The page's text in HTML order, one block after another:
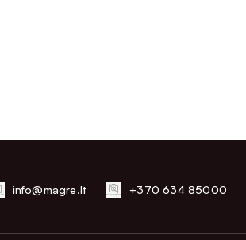
info@magre.lt +370 634 85000